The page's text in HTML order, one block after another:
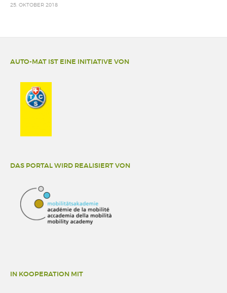
25. OKTOBER 2018
AUTO-MAT IST EINE INITIATIVE VON
DAS PORTAL WIRD REALISIERT VON
IN KOOPERATION MIT